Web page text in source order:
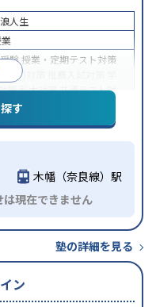
浪人生
験 授業・定期テスト対策
AO)対策
策私大対策共通テスト対
生に対応1科目から受講可
自習室あり
す
木幡（奈良線）駅
現在できません
塾の詳細を見る
ン